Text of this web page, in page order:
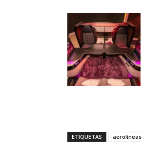
ETIQUETAS aerolíneas